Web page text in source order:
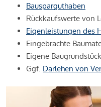
Bausparguthaben
Rückkaufswerte von
Eigenleistungen des
Eingebrachte
Eigene
Ggf. Darlehen von